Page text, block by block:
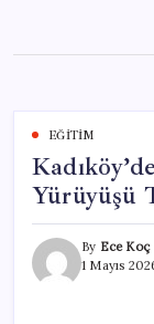
content
EĞITIM
Yürüyüşü
By Ece Koç
1 Mayıs